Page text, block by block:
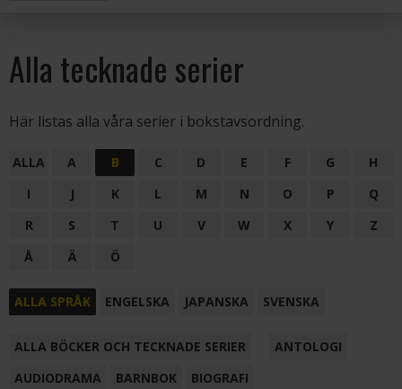
Alla tecknade serier
Här listas alla våra serier i bokstavsordning.
ALLA A B C D E F G
H
I
J K L M N O P
Q
R
S T U V W X Y
Z
Å
Ä Ö
ALLA SPRÅK ENGELSKA JAPANSKA SVENSKA
ALLA BÖCKER OCH TECKNADE SERIER
ANTOLOGI
AUDIODRAMA
BARNBOK
BIOGRAFI